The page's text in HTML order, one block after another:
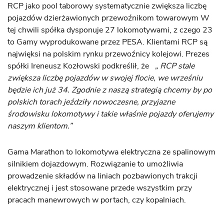
RCP jako pool taborowy systematycznie zwiększa liczbę
pojazdów dzierżawionych przewoźnikom towarowym W
tej chwili spółka dysponuje 27 lokomotywami, z czego 23
to Gamy wyprodukowane przez PESA. Klientami RCP są
najwięksi na polskim rynku przewoźnicy kolejowi. Prezes
spółki Ireneusz Kozłowski podkreślił, że „ RCP stale
zwiększa liczbę pojazdów w swojej flocie, we wrześniu
będzie ich już 34. Zgodnie z naszą strategią chcemy by po
polskich torach jeździły nowoczesne, przyjazne
środowisku lokomotywy i takie właśnie pojazdy oferujemy
naszym klientom.”
Gama Marathon to lokomotywa elektryczna ze spalinowym
silnikiem dojazdowym. Rozwiązanie to umożliwia
prowadzenie składów na liniach pozbawionych trakcji
elektrycznej i jest stosowane przede wszystkim przy
pracach manewrowych w portach, czy kopalniach.